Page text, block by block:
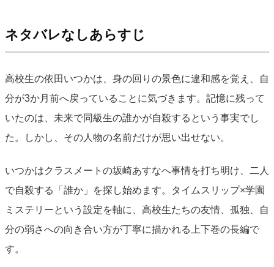
ネタバレなしあらすじ
高校生の依田いつかは、身の回りの景色に違和感を覚え、自
分が3か月前へ戻っていることに気づきます。記憶に残って
いたのは、未来で同級生の誰かが自殺するという事実でし
た。しかし、その人物の名前だけが思い出せない。
いつかはクラスメートの坂崎あすなへ事情を打ち明け、二人
で自殺する「誰か」を探し始めます。タイムスリップ×学園
ミステリーという設定を軸に、高校生たちの友情、孤独、自
分の弱さへの向き合い方が丁寧に描かれる上下巻の長編で
す。